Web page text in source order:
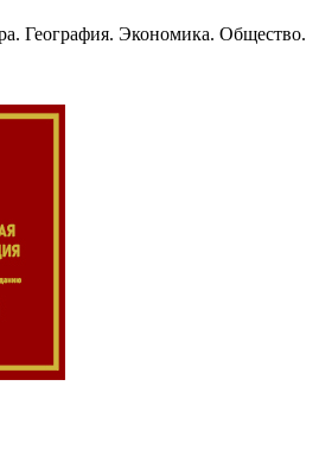
География. Экономика. Общество.